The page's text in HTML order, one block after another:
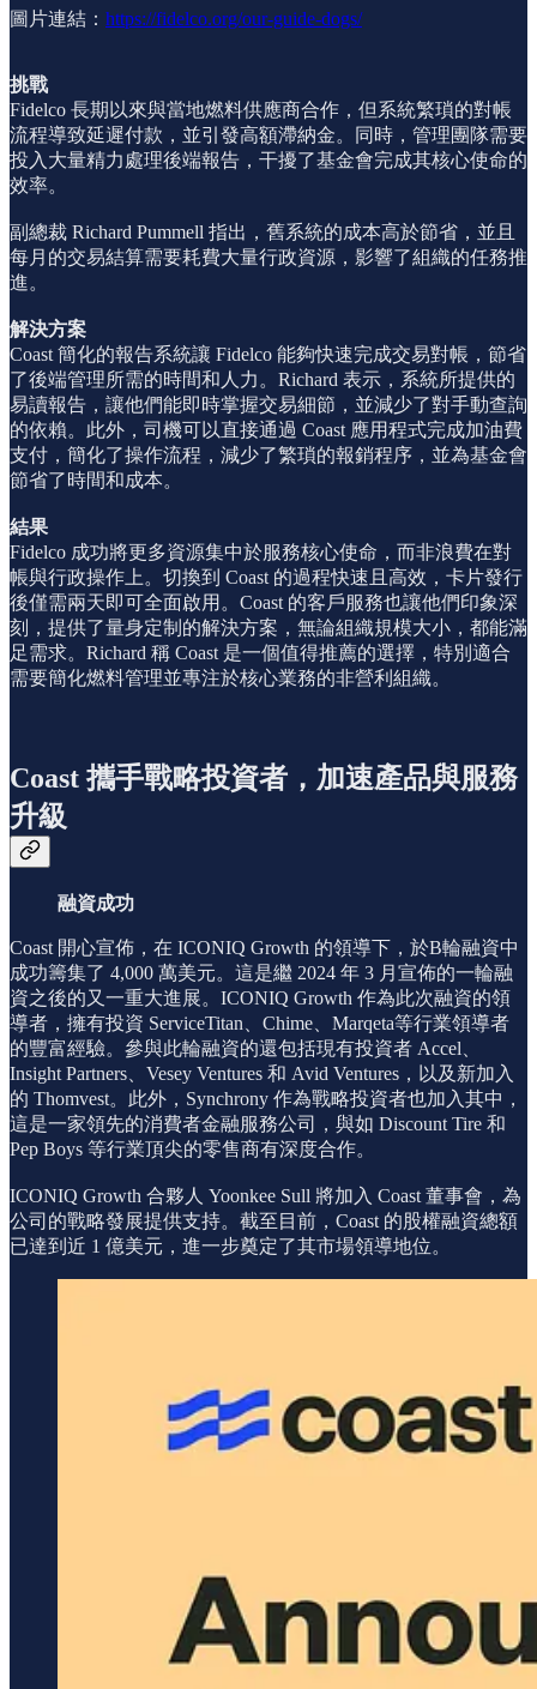
圖片連結： https://fidelco.org/our-guide-dogs/
挑戰
Fidelco 長期以來與當地燃料供應商合作，但系統繁瑣的對帳
流程導致延遲付款，並引發高額滯納金。同時，管理團隊需要
投入大量精力處理後端報告，干擾了基金會完成其核心使命的
效率。
副總裁 Richard Pummell 指出，舊系統的成本高於節省，並且
每月的交易結算需要耗費大量行政資源，影響了組織的任務推
進。
解決方案
Coast 簡化的報告系統讓 Fidelco 能夠快速完成交易對帳，節省
了後端管理所需的時間和人力。Richard 表示，系統所提供的
易讀報告，讓他們能即時掌握交易細節，並減少了對手動查詢
的依賴。此外，司機可以直接通過 Coast 應用程式完成加油費
支付，簡化了操作流程，減少了繁瑣的報銷程序，並為基金會
節省了時間和成本。
結果
Fidelco 成功將更多資源集中於服務核心使命，而非浪費在對
帳與行政操作上。切換到 Coast 的過程快速且高效，卡片發行
後僅需兩天即可全面啟用。Coast 的客戶服務也讓他們印象深
刻，提供了量身定制的解決方案，無論組織規模大小，都能滿
足需求。Richard 稱 Coast 是一個值得推薦的選擇，特別適合
需要簡化燃料管理並專注於核心業務的非營利組織。
Coast 攜手戰略投資者，加速產品與服務
升級
融資成功
Coast 開心宣佈，在 ICONIQ Growth 的領導下，於B輪融資中
成功籌集了 4,000 萬美元。這是繼 2024 年 3 月宣佈的一輪融
資之後的又一重大進展。ICONIQ Growth 作為此次融資的領
導者，擁有投資 ServiceTitan、Chime、Marqeta等行業領導者
的豐富經驗。參與此輪融資的還包括現有投資者 Accel、
Insight Partners、Vesey Ventures 和 Avid Ventures，以及新加入
的 Thomvest。此外，Synchrony 作為戰略投資者也加入其中，
這是一家領先的消費者金融服務公司，與如 Discount Tire 和
Pep Boys 等行業頂尖的零售商有深度合作。
ICONIQ Growth 合夥人 Yoonkee Sull 將加入 Coast 董事會，為
公司的戰略發展提供支持。截至目前，Coast 的股權融資總額
已達到近 1 億美元，進一步奠定了其市場領導地位。